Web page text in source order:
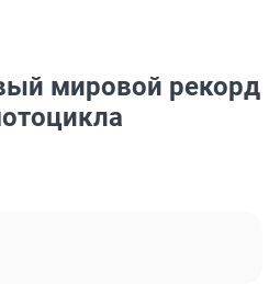
мировой рекорд